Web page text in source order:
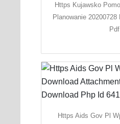
Https Kujawsko
Planowanie
Pdf
Https Aids Gov Pl